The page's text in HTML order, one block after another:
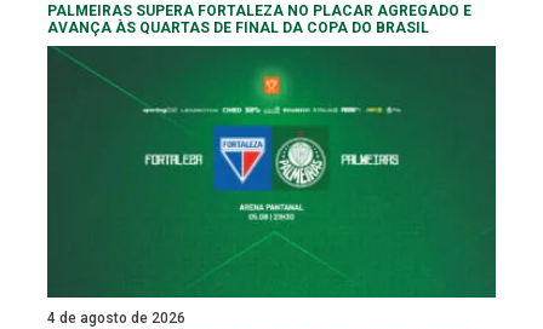
PALMEIRAS SUPERA FORTALEZA NO PLACAR AGREGADO E
AVANÇA ÀS QUARTAS DE FINAL DA COPA DO BRASIL
4 de agosto de 2026